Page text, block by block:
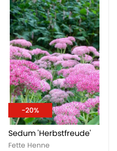
-20%
Sedum 'Herbstfreude'
Fette Henne